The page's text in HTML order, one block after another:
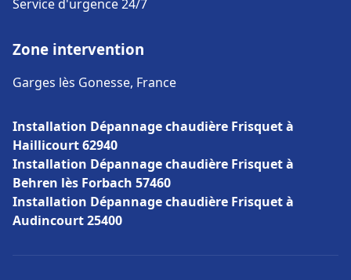
Service d'urgence 24/7
Zone intervention
Garges lès Gonesse, France
Installation Dépannage chaudière Frisquet à
Haillicourt 62940
Installation Dépannage chaudière Frisquet à
Behren lès Forbach 57460
Installation Dépannage chaudière Frisquet à
Audincourt 25400